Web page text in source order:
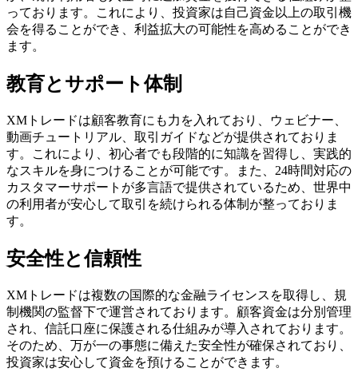
っております。これにより、投資家は自己資金以上の取引機
会を得ることができ、利益拡大の可能性を高めることができ
ます。
教育とサポート体制
XMトレードは顧客教育にも力を入れており、ウェビナー、
動画チュートリアル、取引ガイドなどが提供されておりま
す。これにより、初心者でも段階的に知識を習得し、実践的
なスキルを身につけることが可能です。また、24時間対応の
カスタマーサポートが多言語で提供されているため、世界中
の利用者が安心して取引を続けられる体制が整っておりま
す。
安全性と信頼性
XMトレードは複数の国際的な金融ライセンスを取得し、規
制機関の監督下で運営されております。顧客資金は分別管理
され、信託口座に保護される仕組みが導入されております。
そのため、万が一の事態に備えた安全性が確保されており、
投資家は安心して資金を預けることができます。